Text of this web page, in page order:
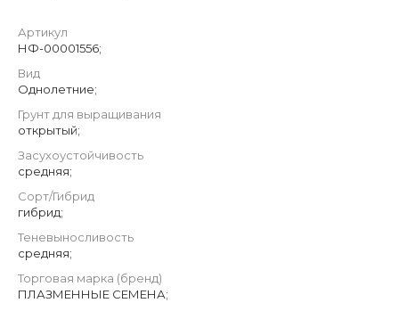
Артикул
НФ-00001556;
Вид
Однолетние;
Грунт для выращивания
открытый;
Засухоустойчивость
средняя;
Сорт/Гибрид
гибрид;
Теневыносливость
средняя;
Торговая марка (бренд)
ПЛАЗМЕННЫЕ СЕМЕНА;